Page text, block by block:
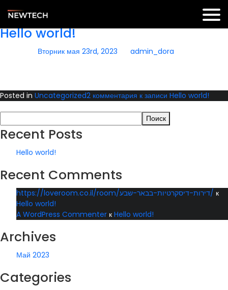
Автор:admin_dora
Hello world!
Вторник мая 23rd, 2023
admin_dora
Posted in Uncategorized2 комментария к записи Hello world!
Поиск
Recent Posts
Hello world!
Recent Comments
https://loveroom.co.il/room/דירות-דיסקרטיות-בבאר-שבע/ к
Hello world!
A WordPress Commenter к Hello world!
Archives
Май 2023
Categories